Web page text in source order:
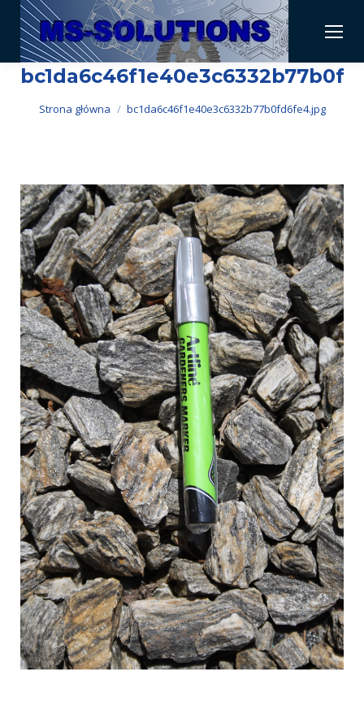
Jesteś tutaj:
Strona główna bc1da6c46f1e40e3c6332b77b0fd6fe4.jpg